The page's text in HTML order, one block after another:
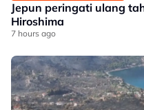
Jepun peringati ulang
Hiroshima
7 hours ago